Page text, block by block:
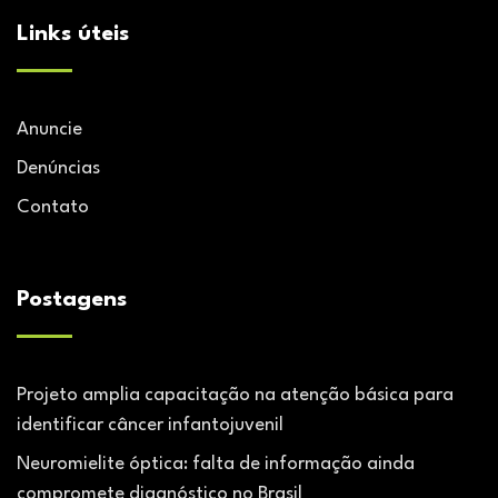
Links úteis
Anuncie
Denúncias
Contato
Postagens
Projeto amplia capacitação na atenção básica para
identificar câncer infantojuvenil
Neuromielite óptica: falta de informação ainda
compromete diagnóstico no Brasil